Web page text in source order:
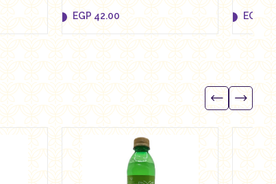
EGP 42.00
EGP 42.00
Add to cart
EGP
EGP